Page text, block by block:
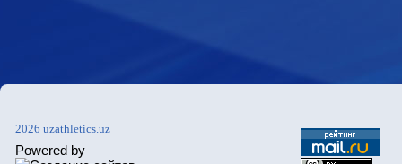
2026 uzathletics.uz
Powered by